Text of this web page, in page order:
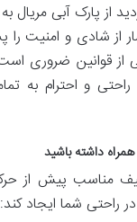
از پارک آبی
از شادی و امنیت را
از قوانین ضروری
و احترام به
داشته باشید
مناسب پیش از
راحتی شما ایجاد کند: